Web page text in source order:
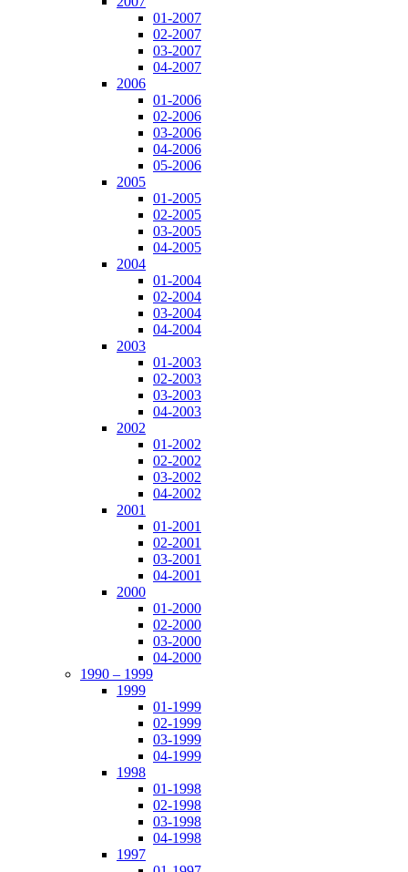
01-2007
02-2007
03-2007
04-2007
2006
01-2006
02-2006
03-2006
04-2006
05-2006
2005
01-2005
02-2005
03-2005
04-2005
2004
01-2004
02-2004
03-2004
04-2004
2003
01-2003
02-2003
03-2003
04-2003
2002
01-2002
02-2002
03-2002
04-2002
2001
01-2001
02-2001
03-2001
04-2001
2000
01-2000
02-2000
03-2000
04-2000
1990 – 1999
1999
01-1999
02-1999
03-1999
04-1999
1998
01-1998
02-1998
03-1998
04-1998
1997